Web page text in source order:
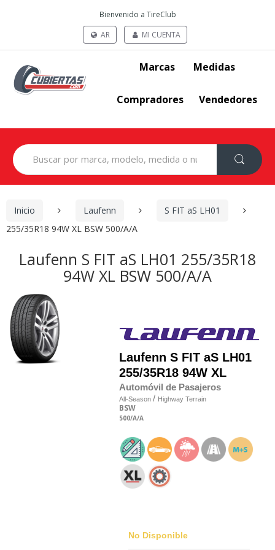
Bienvenido a TireClub
AR
MI CUENTA
Marcas Medidas
Compradores Vendedores
Search
for:
Inicio Laufenn
S FIT aS LH01
255/35R18 94W XL BSW 500/A/A
Laufenn S FIT aS LH01 255/35R18
94W XL BSW 500/A/A
Laufenn S FIT aS LH01
255/35R18 94W XL
Automóvil de Pasajeros
All-Season / Highway Terrain
BSW
500/A/A
No Disponible